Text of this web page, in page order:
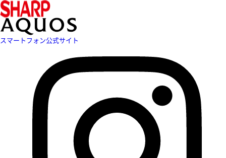
スマートフォン公式サイト